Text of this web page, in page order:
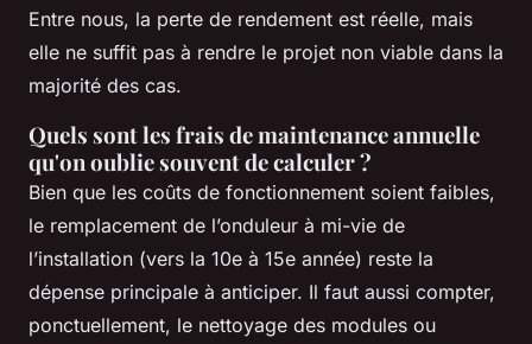
Entre nous, la perte de rendement est réelle, mais
elle ne suffit pas à rendre le projet non viable dans la
majorité des cas.
Quels sont les frais de maintenance annuelle
qu'on oublie souvent de calculer ?
Bien que les coûts de fonctionnement soient faibles,
le remplacement de l’onduleur à mi-vie de
l’installation (vers la 10e à 15e année) reste la
dépense principale à anticiper. Il faut aussi compter,
ponctuellement, le nettoyage des modules ou